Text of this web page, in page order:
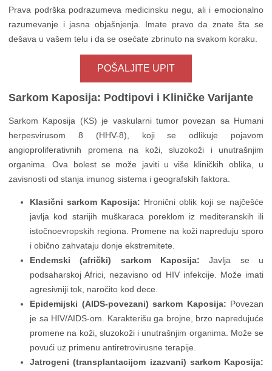
Prava podrška podrazumeva medicinsku negu, ali i emocionalno
razumevanje i jasna objašnjenja. Imate pravo da znate šta se
dešava u vašem telu i da se osećate zbrinuto na svakom koraku.
POŠALJITE UPIT
Sarkom Kaposija: Podtipovi i Kliničke Varijante
Sarkom Kaposija (KS) je vaskularni tumor povezan sa Humani
herpesvirusom 8 (HHV-8), koji se odlikuje pojavom
angioproliferativnih promena na koži, sluzokoži i unutrašnjim
organima. Ova bolest se može javiti u više kliničkih oblika, u
zavisnosti od stanja imunog sistema i geografskih faktora.
Klasični sarkom Kaposija: Hronični oblik koji se najčešće
javlja kod starijih muškaraca poreklom iz mediteranskih ili
istočnoevropskih regiona. Promene na koži napreduju sporo
i obično zahvataju donje ekstremitete.
Endemski (afrički) sarkom Kaposija: Javlja se u
podsaharskoj Africi, nezavisno od HIV infekcije. Može imati
agresivniji tok, naročito kod dece.
Epidemijski (AIDS-povezani) sarkom Kaposija: Povezan
je sa HIV/AIDS-om. Karakterišu ga brojne, brzo napredujuće
promene na koži, sluzokoži i unutrašnjim organima. Može se
povući uz primenu antiretrovirusne terapije.
Jatrogeni (transplantacijom izazvani) sarkom Kaposija: